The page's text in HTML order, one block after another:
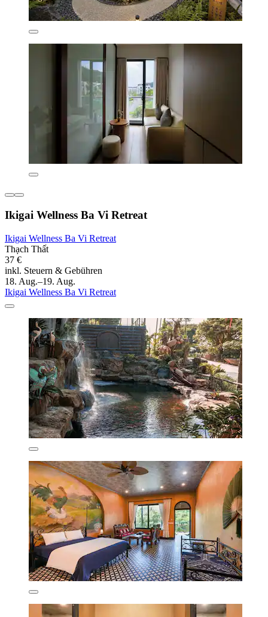
Ikigai Wellness Ba Vi Retreat
Ikigai Wellness Ba Vi Retreat
Thạch Thất
37 €
inkl. Steuern & Gebühren
18. Aug.–19. Aug.
Ikigai Wellness Ba Vi Retreat